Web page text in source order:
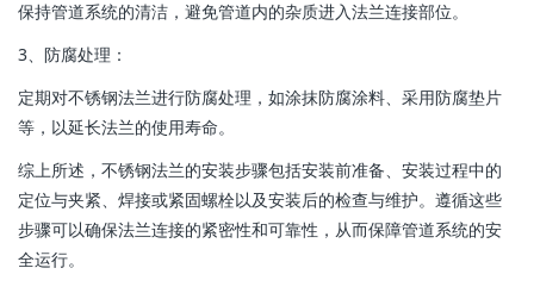
保持管道系统的清洁，避免管道内的杂质进入法兰连接部位。
‌3、防腐处理‌：
定期对不锈钢法兰进行防腐处理，如涂抹防腐涂料、采用防腐垫片
等，以延长法兰的使用寿命。
综上所述，不锈钢法兰的安装步骤包括安装前准备、安装过程中的
定位与夹紧、焊接或紧固螺栓以及安装后的检查与维护。遵循这些
步骤可以确保法兰连接的紧密性和可靠性，从而保障管道系统的安
全运行。